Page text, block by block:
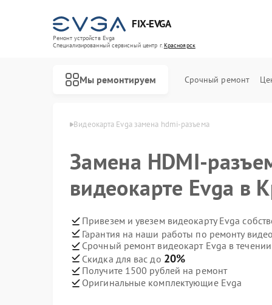
FIX-EVGA
Ремонт устройств Evga
Специализированный cервисный центр г.Красноярск
Мы ремонтируем Срочный ремонт
в Красноярске Видеокарта Evga замена hdmi-разъема
Замена HDMI-
видеокарте Evga в
Привезем и увезем видеокарту Evga
Гарантия на наши работы по ремонту
Срочный ремонт видеокарт Evga в течении
Скидка для вас до 20%
Получите 1500 рублей на ремонт
Оригинальные комплектующие Evga